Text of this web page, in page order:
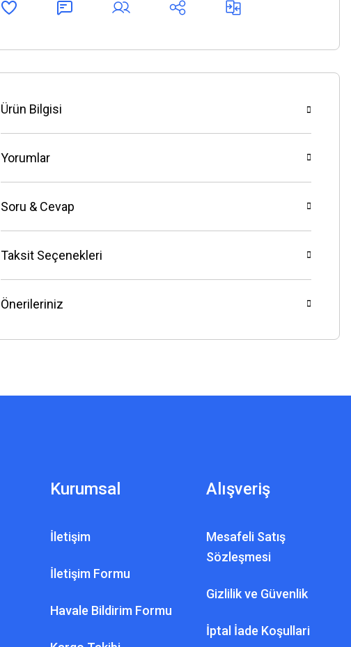
Ürün Bilgisi
Yorumlar
Soru & Cevap
Taksit Seçenekleri
Önerileriniz
Kurumsal
İletişim
İletişim Formu
Havale Bildirim Formu
Alışveriş
Mesafeli Satış
Sözleşmesi
Gizlilik ve Güvenlik
İptal İade Koşullari